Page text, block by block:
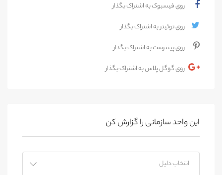
روی فیسبوک به اشتراک بگذار
روی توئیتر به اشتراک بگذار
روی پینترست به اشتراک بگذار
روی گوگل پلاس به اشتراک بگذار
این واحد سازمانی را گزارش کن